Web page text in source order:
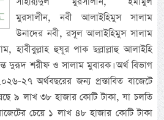
মুরসালীন, নবী আলাইহিমুস সালাম
উনাদের নবী, রসূল আলাইহিমুস সালাম
হাবীবুল্লাহ হুযূর পাক ছল্লাল্লাহু আলাইহি
দুরূদ শরীফ ও সালাম মুবারক। অর্থ বিভাগ
২৭ অর্থবছরের জন্য প্রস্তাবিত বাজেটে
৯ লাখ ৩৮ হাজার কোটি টাকা, যা চলতি
চেয়ে ১ লাখ ৪৮ হাজার কোটি টাকা